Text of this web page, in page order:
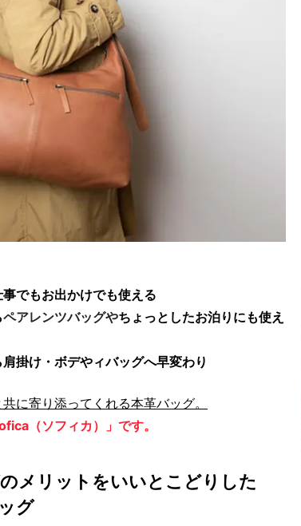
でもお出かけでも使える
ペアレンツバッグやちょっとしたお泊りにも使え
掛け・ボデやィバッグへ早変わり
に寄り添ってくれる本革バッグ。
（ソフィカ）」です。
メリットをいいとこどりした
グ